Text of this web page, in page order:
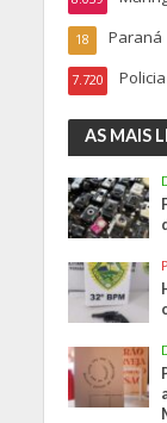
Paraná
18
Policia
7.720
AS MAIS